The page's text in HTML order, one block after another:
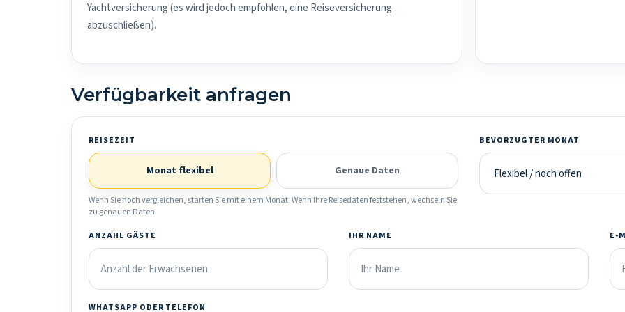
Yachtversicherung (es wird jedoch empfohlen, eine Reiseversicherung
abzuschließen).
Verfügbarkeit anfragen
REISEZEIT
Monat flexibel Genaue Daten
Wenn Sie noch vergleichen, starten Sie mit einem Monat. Wenn Ihre Reisedaten feststehen, wechseln Sie
zu genauen Daten.
BEVORZUGTER MONAT
ANZAHL GÄSTE IHR NAME E-
WHATSAPP ODER TELEFON